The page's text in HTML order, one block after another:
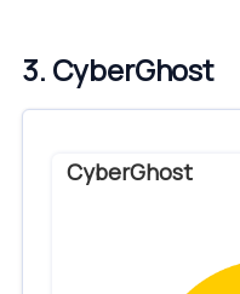
3. CyberGhost
CyberGhost